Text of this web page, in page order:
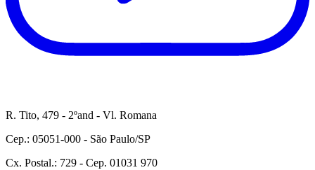
R. Tito, 479 - 2ºand - Vl. Romana
Cep.: 05051-000 - São Paulo/SP
Cx. Postal.: 729 - Cep. 01031 970